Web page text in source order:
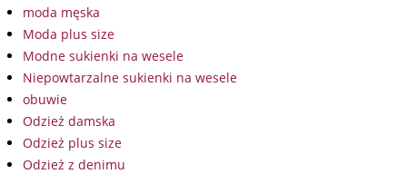
moda męska
Moda plus size
Modne sukienki na wesele
Niepowtarzalne sukienki na wesele
obuwie
Odzież damska
Odzież plus size
Odzież z denimu